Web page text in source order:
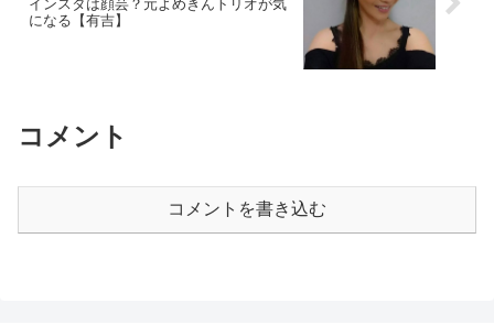
インスタは顔芸？元よめきんトリオが気
になる【有吉】
コメント
コメントを書き込む